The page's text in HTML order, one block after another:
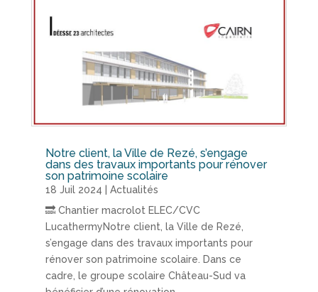
Notre client, la Ville de Rezé, s’engage
dans des travaux importants pour rénover
son patrimoine scolaire
18 Juil 2024
Actualités
🔜 Chantier macrolot ELEC/CVC
LucathermyNotre client, la Ville de Rezé,
s’engage dans des travaux importants pour
rénover son patrimoine scolaire. Dans ce
cadre, le groupe scolaire Château-Sud va